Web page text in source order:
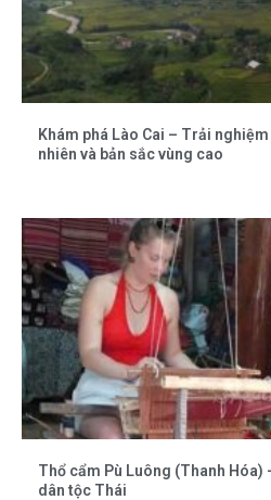
Khám phá Lào Cai – Trải
nhiên và bản sắc vùng cao
Thổ cẩm Pù Luông (Thanh Hóa)
dân tộc Thái